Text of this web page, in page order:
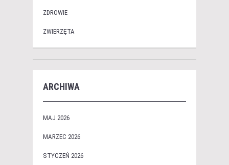
ZDROWIE
ZWIERZĘTA
ARCHIWA
MAJ 2026
MARZEC 2026
STYCZEŃ 2026